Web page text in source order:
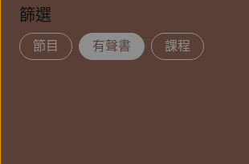
篩選
節目 有聲書 課程